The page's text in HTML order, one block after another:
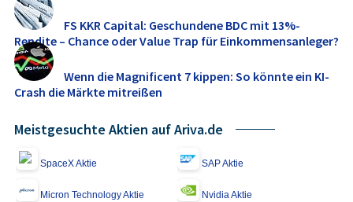
FS KKR Capital: Geschundene BDC mit 13%-
Rendite – Chance oder Value Trap für Einkommensanleger?
Wenn die Magnificent 7 kippen: So könnte ein KI-
Crash die Märkte mitreißen
Meistgesuchte Aktien auf Ariva.de
SpaceX Aktie SAP Aktie
Micron Technology Aktie Nvidia Aktie